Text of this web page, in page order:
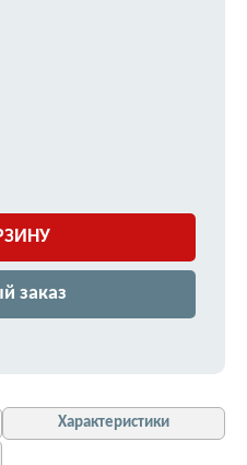
заказ
Характеристики